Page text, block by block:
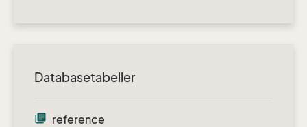
Databasetabeller
library_books reference